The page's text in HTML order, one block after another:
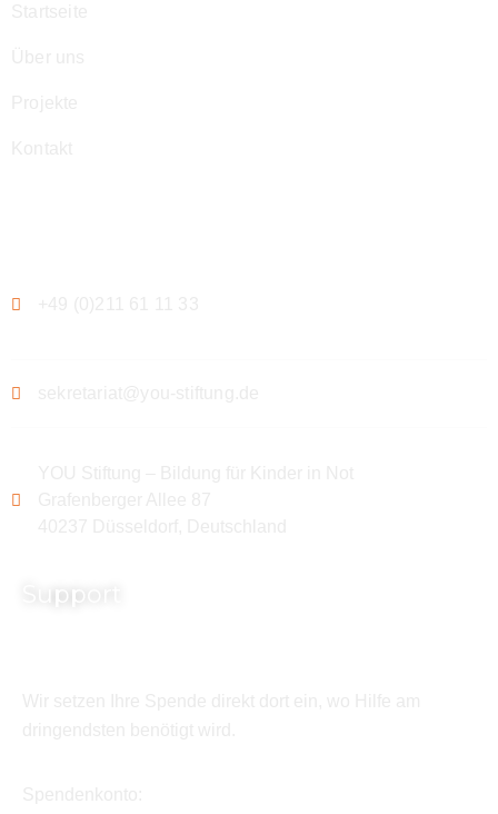
Support